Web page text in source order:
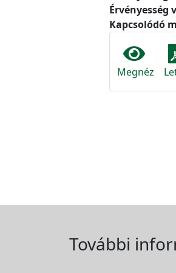
Érvényesség
Kapcsolódó
Megnéz
További